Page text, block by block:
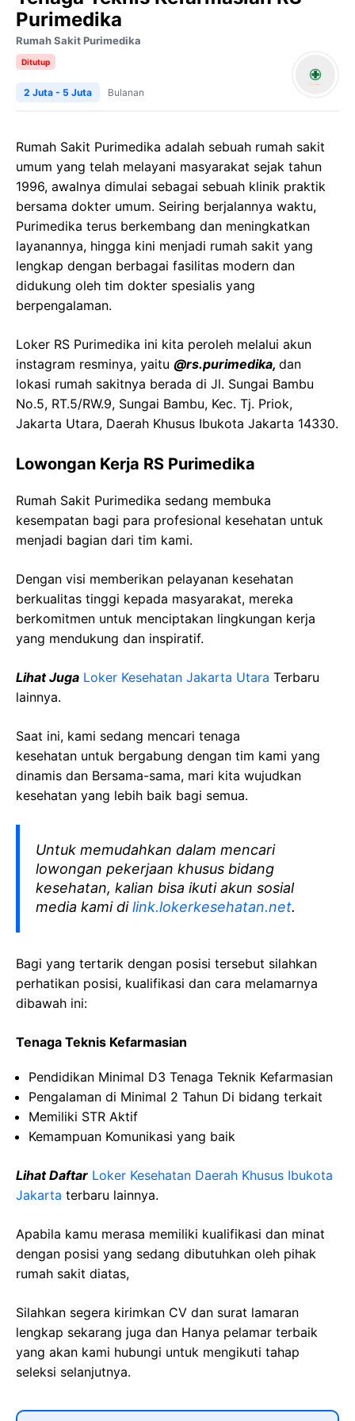
Purimedika
Rumah Sakit Purimedika
Ditutup
2 Juta - 5 Juta Bulanan
Rumah Sakit Purimedika adalah sebuah rumah sakit
umum yang telah melayani masyarakat sejak tahun
1996, awalnya dimulai sebagai sebuah klinik praktik
bersama dokter umum. Seiring berjalannya waktu,
Purimedika terus berkembang dan meningkatkan
layanannya, hingga kini menjadi rumah sakit yang
lengkap dengan berbagai fasilitas modern dan
didukung oleh tim dokter spesialis yang
berpengalaman.
Loker RS Purimedika ini kita peroleh melalui akun
instagram resminya, yaitu @rs.purimedika, dan
lokasi rumah sakitnya berada di Jl. Sungai Bambu
No.5, RT.5/RW.9, Sungai Bambu, Kec. Tj. Priok,
Jakarta Utara, Daerah Khusus Ibukota Jakarta 14330.
Lowongan Kerja RS Purimedika
Rumah Sakit Purimedika sedang membuka
kesempatan bagi para profesional kesehatan untuk
menjadi bagian dari tim kami.
Dengan visi memberikan pelayanan kesehatan
berkualitas tinggi kepada masyarakat, mereka
berkomitmen untuk menciptakan lingkungan kerja
yang mendukung dan inspiratif.
Lihat Juga Loker Kesehatan Jakarta Utara Terbaru
lainnya.
Saat ini, kami sedang mencari tenaga
kesehatan untuk bergabung dengan tim kami yang
dinamis dan Bersama-sama, mari kita wujudkan
kesehatan yang lebih baik bagi semua.
Untuk memudahkan dalam mencari
lowongan pekerjaan khusus bidang
kesehatan, kalian bisa ikuti akun sosial
media kami dilink.lokerkesehatan.net.
Bagi yang tertarik dengan posisi tersebut silahkan
perhatikan posisi, kualifikasi dan cara melamarnya
dibawah ini:
Tenaga Teknis Kefarmasian
Pendidikan Minimal D3 Tenaga Teknik Kefarmasian
Pengalaman di Minimal 2 Tahun Di bidang terkait
Memiliki STR Aktif
Kemampuan Komunikasi yang baik
Lihat Daftar Loker Kesehatan Daerah Khusus Ibukota
Jakarta terbaru lainnya.
Apabila kamu merasa memiliki kualifikasi dan minat
dengan posisi yang sedang dibutuhkan oleh pihak
rumah sakit diatas,
Silahkan segera kirimkan CV dan surat lamaran
lengkap sekarang juga dan Hanya pelamar terbaik
yang akan kami hubungi untuk mengikuti tahap
seleksi selanjutnya.